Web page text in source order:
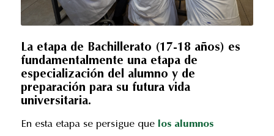
La etapa de Bachillerato (17-18 años) es
fundamentalmente una etapa de
especialización del alumno y de
preparación para su futura vida
universitaria.
En esta etapa se persigue que los alumnos